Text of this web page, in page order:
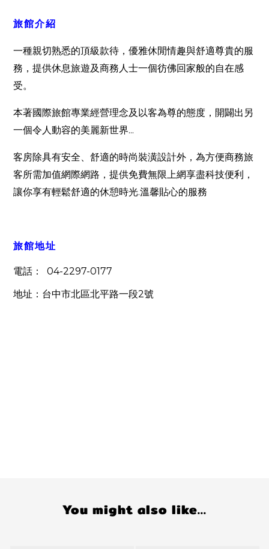
旅館介紹
一種親切熟悉的頂級款待，優雅休閒情趣與舒適尊貴的服
務，提供休息旅遊及商務人士一個彷佛回家般的自在感
受。
本著國際旅館專業經營理念及以客為尊的態度，開闢出另
一個令人動容的美麗新世界...
客房除具有安全、舒適的時尚裝潢設計外，為方便商務旅
客所需加值網際網路，提供免費無限上網享盡科技便利，
讓你享有輕鬆舒適的休憩時光.溫馨貼心的服務
旅館地址
電話： 04-2297-0177
地址：台中市北區北平路一段2號
You might also like...